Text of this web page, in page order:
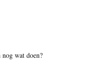
wat doen?